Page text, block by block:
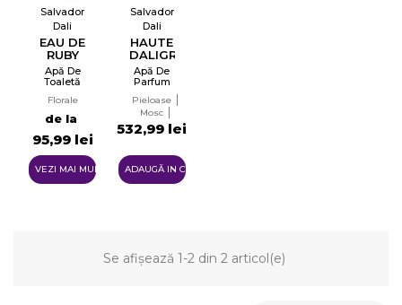
Salvador
Dali
EAU DE
RUBY
LIPS
Apă De
Toaletă
Florale
de la
95,99 lei
VEZI MAI MULTE
Salvador
Dali
HAUTE
DALIGRAMME
MA
FLAMME
Apă De
Parfum
EDP
Pieloase
Mosc
Ambery
532,99 lei
ADAUGĂ IN COŞ
Se afișează 1-2 din 2 articol(e)